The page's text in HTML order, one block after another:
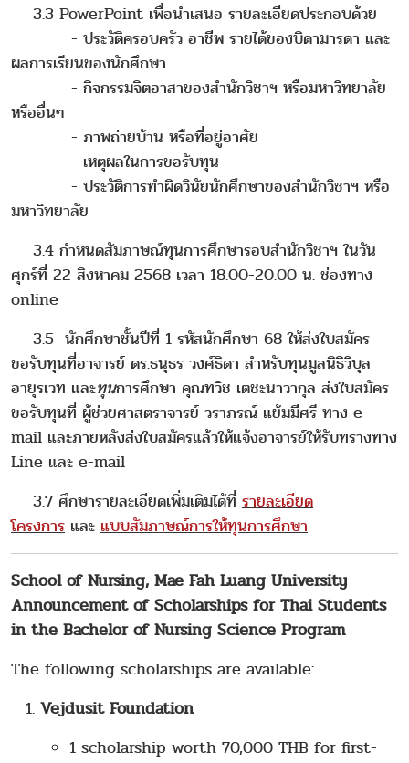
3.3 PowerPoint เพื่อนำเสนอ รายละเอียดประกอบด้วย
- ประวัติครอบครัว อาชีพ รายได้ของบิดามารดา และ
ผลการเรียนของนักศึกษา
- กิจกรรมจิตอาสาของสำนักวิชาฯ หรือมหาวิทยาลัย
หรืออื่นๆ
- ภาพถ่ายบ้าน หรือที่อยู่อาศัย
- เหตุผลในการขอรับทุน
- ประวัติการทำผิดวินัยนักศึกษาของสำนักวิชาฯ หรือ
มหาวิทยาลัย
3.4 กำหนดสัมภาษณ์ทุนการศึกษารอบสำนักวิชาฯ ในวัน
ศุกร์ที่ 22 สิงหาคม 2568 เวลา 18.00-20.00 น. ช่องทาง
online
3.5 นักศึกษาชั้นปีที่ 1 รหัสนักศึกษา 68 ให้ส่งใบสมัคร
ขอรับทุนที่อาจารย์ ดร.ธนุธร วงศ์ธิดา สำหรับทุนมูลนิธิวิบุล
อายุรเวท และทุนการศึกษา คุณทวิช เตชะนาวากุล ส่งใบสมัคร
ขอรับทุนที่ ผู้ช่วยศาสตราจารย์ วราภรณ์ แย้มมีศรี ทาง e-
mail และภายหลังส่งใบสมัครแล้วให้แจ้งอาจารย์ให้รับทรางทาง
Line และ e-mail
3.7 ศึกษารายละเอียดเพิ่มเติมได้ที่ รายละเอียด
โครงการ และ แบบสัมภาษณ์การให้ทุนการศึกษา
School of Nursing, Mae Fah Luang University
Announcement of Scholarships for Thai Students
in the Bachelor of Nursing Science Program
The following scholarships are available:
Vejdusit Foundation
1 scholarship worth 70,000 THB for first-